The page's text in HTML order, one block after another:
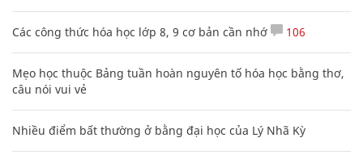
Các công thức hóa học lớp 8, 9 cơ bản cần nhớ 106
Mẹo học thuộc Bảng tuần hoàn nguyên tố hóa học bằng thơ,
câu nói vui vẻ
Nhiều điểm bất thường ở bằng đại học của Lý Nhã Kỳ